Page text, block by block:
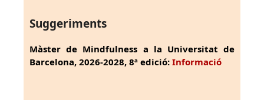
Suggeriments
Màster de Mindfulness a la Universitat de
Barcelona, 2026-2028, 8ª edició: Informació